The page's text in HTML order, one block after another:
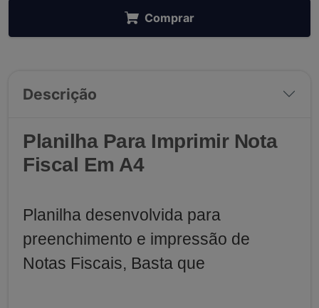
Comprar
Descrição
Planilha Para Imprimir Nota
Fiscal Em A4
Planilha desenvolvida para
preenchimento e impressão de
Notas Fiscais, Basta que